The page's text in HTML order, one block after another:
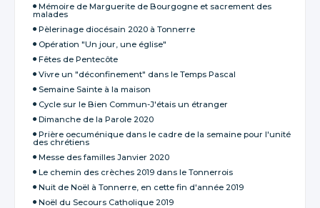
Mémoire de Marguerite de Bourgogne et sacrement des
malades
Pèlerinage diocésain 2020 à Tonnerre
Opération "Un jour, une église"
Fêtes de Pentecôte
Vivre un "déconfinement" dans le Temps Pascal
Semaine Sainte à la maison
Cycle sur le Bien Commun-J'étais un étranger
Dimanche de la Parole 2020
Prière oecuménique dans le cadre de la semaine pour l'unité
des chrétiens
Messe des familles Janvier 2020
Le chemin des crèches 2019 dans le Tonnerrois
Nuit de Noël à Tonnerre, en cette fin d'année 2019
Noël du Secours Catholique 2019